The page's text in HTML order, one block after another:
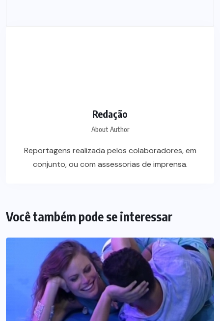
Redação
About Author
Reportagens realizada pelos colaboradores, em
conjunto, ou com assessorias de imprensa.
Você também pode se interessar